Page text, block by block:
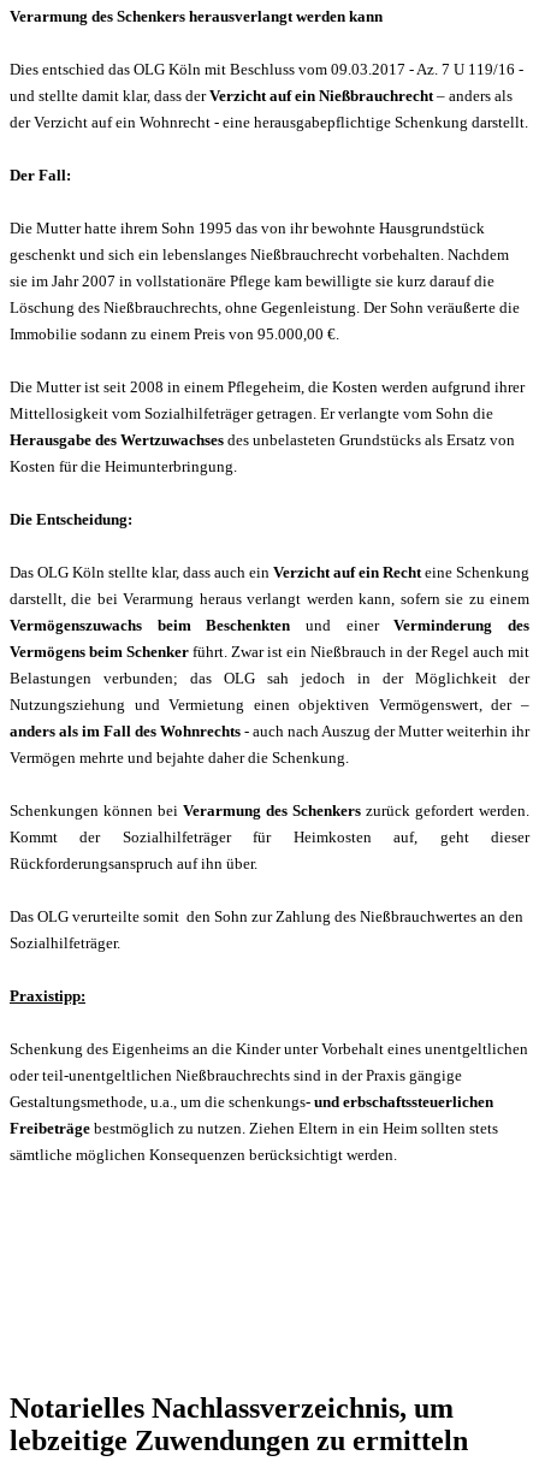
Verarmung des Schenkers herausverlangt werden kann
Dies entschied das OLG Köln mit Beschluss vom 09.03.2017 - Az. 7 U 119/16 -
und stellte damit klar, dass derVerzicht auf ein Nießbrauchrecht – anders als
der Verzicht auf ein Wohnrecht - eine herausgabepflichtige Schenkung darstellt.
Der Fall:
Die Mutter hatte ihrem Sohn 1995 das von ihr bewohnte Hausgrundstück
geschenkt und sich ein lebenslanges Nießbrauchrecht vorbehalten. Nachdem
sie im Jahr 2007 in vollstationäre Pflege kam bewilligte sie kurz darauf die
Löschung des Nießbrauchrechts, ohne Gegenleistung. Der Sohn veräußerte die
Immobilie sodann zu einem Preis von 95.000,00 €.
Die Mutter ist seit 2008 in einem Pflegeheim, die Kosten werden aufgrund ihrer
Mittellosigkeit vom Sozialhilfeträger getragen. Er verlangte vom Sohn die
Herausgabe des Wertzuwachses des unbelasteten Grundstücks als Ersatz von
Kosten für die Heimunterbringung.
Die Entscheidung:
Das OLG Köln stellte klar, dass auch ein Verzicht auf ein Recht eine Schenkung
darstellt, die bei Verarmung heraus verlangt werden kann, sofern sie zu einem
Vermögenszuwachs beim Beschenkten und einerVerminderung des
Vermögens beim Schenker führt. Zwar ist ein Nießbrauch in der Regel auch mit
Belastungen verbunden; das OLG sah jedoch in der Möglichkeit der
Nutzungsziehung und Vermietung einen objektiven Vermögenswert, der –
anders als im Fall des Wohnrechts - auch nach Auszug der Mutter weiterhin ihr
Vermögen mehrte und bejahte daher die Schenkung.
Schenkungen können bei Verarmung des Schenkers zurück gefordert werden.
Kommt der Sozialhilfeträger für Heimkosten auf, geht dieser
Rückforderungsanspruch auf ihn über.
Das OLG verurteilte somit den Sohn zur Zahlung des Nießbrauchwertes an den
Sozialhilfeträger.
Praxistipp:
Schenkung des Eigenheims an die Kinder unter Vorbehalt eines unentgeltlichen
oder teil-unentgeltlichen Nießbrauchrechts sind in der Praxis gängige
Gestaltungsmethode, u.a., um die schenkungs- und erbschaftssteuerlichen
Freibeträge bestmöglich zu nutzen. Ziehen Eltern in ein Heim sollten stets
sämtliche möglichen Konsequenzen berücksichtigt werden.
Notarielles Nachlassverzeichnis, um
lebzeitige Zuwendungen zu ermitteln